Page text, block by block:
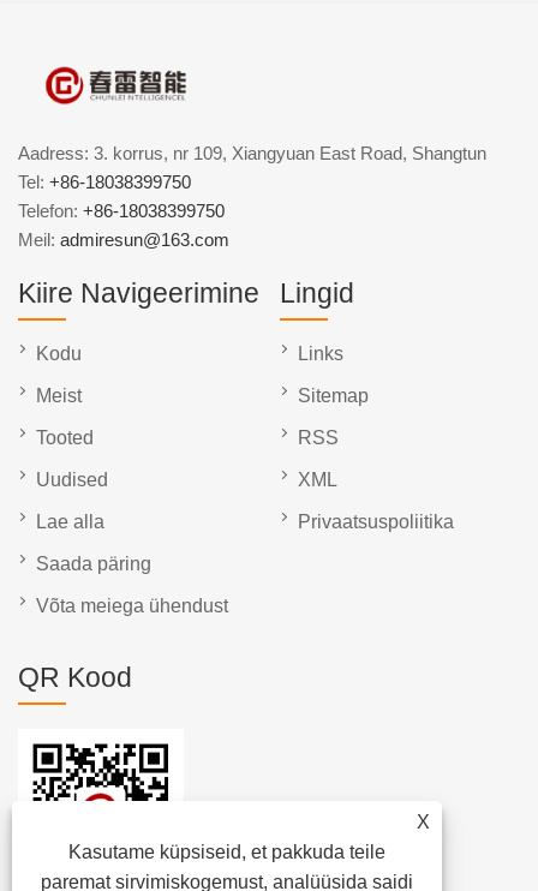
X
Kasutame küpsiseid, et pakkuda teile
paremat sirvimiskogemust, analüüsida saidi
Aadress: 3. korrus, nr 109, Xiangyuan East Road, Shangtun
Tel: +86-18038399750
Telefon: +86-18038399750
Meil: admiresun@163.com
Kiire Navigeerimine
Kodu
Meist
Tooted
Uudised
Lae alla
Saada päring
Võta meiega ühendust
Lingid
Links
Sitemap
RSS
XML
Privaatsuspoliitika
QR Kood